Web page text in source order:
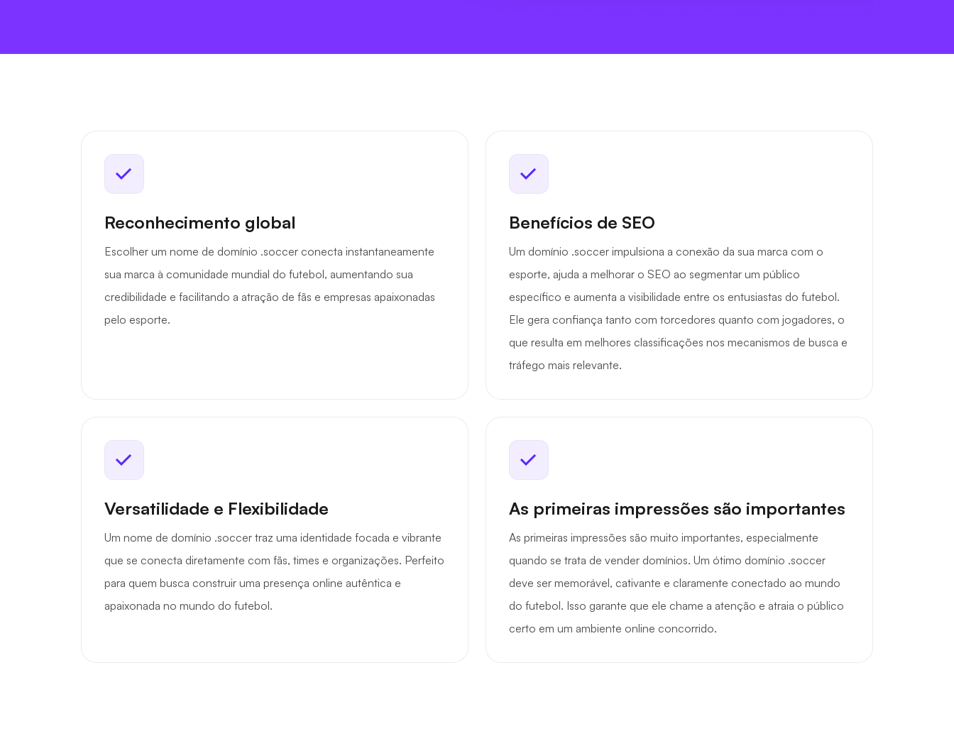
Reconhecimento global
Escolher um nome de domínio .soccer conecta instantaneamente
sua marca à comunidade mundial do futebol, aumentando sua
credibilidade e facilitando a atração de fãs e empresas apaixonadas
pelo esporte.
Benefícios de SEO
Um domínio .soccer impulsiona a conexão da sua marca com o
esporte, ajuda a melhorar o SEO ao segmentar um público
específico e aumenta a visibilidade entre os entusiastas do futebol.
Ele gera confiança tanto com torcedores quanto com jogadores, o
que resulta em melhores classificações nos mecanismos de busca e
tráfego mais relevante.
Versatilidade e Flexibilidade
Um nome de domínio .soccer traz uma identidade focada e vibrante
que se conecta diretamente com fãs, times e organizações. Perfeito
para quem busca construir uma presença online autêntica e
apaixonada no mundo do futebol.
As primeiras impressões são importantes
As primeiras impressões são muito importantes, especialmente
quando se trata de vender domínios. Um ótimo domínio .soccer
deve ser memorável, cativante e claramente conectado ao mundo
do futebol. Isso garante que ele chame a atenção e atraia o público
certo em um ambiente online concorrido.